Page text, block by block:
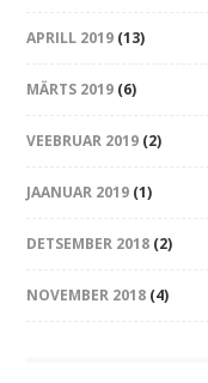
APRILL 2019 (13)
MÄRTS 2019 (6)
VEEBRUAR 2019 (2)
JAANUAR 2019 (1)
DETSEMBER 2018 (2)
NOVEMBER 2018 (4)